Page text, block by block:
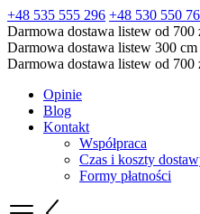
+48 535 555 296 +48 530 550
Darmowa dostawa listew od 700
Darmowa dostawa listew 300 cm
Darmowa dostawa listew od 700
Opinie
Blog
Kontakt
Współpraca
Czas i koszty
Formy płatności